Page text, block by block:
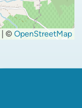
| © OpenStreetMap